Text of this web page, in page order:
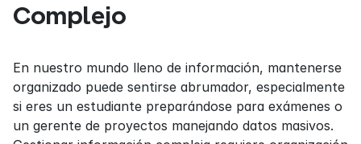
Complejo
En nuestro mundo lleno de información, mantenerse
organizado puede sentirse abrumador, especialmente
si eres un estudiante preparándose para exámenes o
un gerente de proyectos manejando datos masivos.